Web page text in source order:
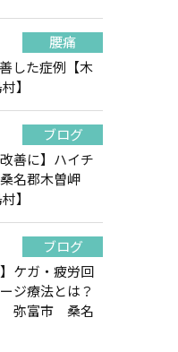
腰痛
した症例【木
】
ブログ
善に】ハイチ
名郡木曽岬
】
ブログ
ケガ・疲労回
ジ療法とは？
弥富市 桑名